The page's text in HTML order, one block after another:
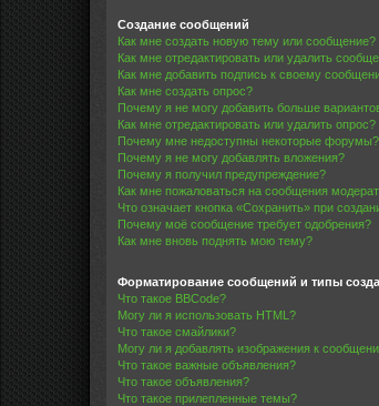
Создание сообщений
Как мне создать новую тему или сообщение?
Как мне отредактировать или удалить
Как мне добавить подпись к своему
Как мне создать опрос?
Почему я не могу добавить больше
Как мне отредактировать или удалить опрос?
Почему мне недоступны некоторые форумы?
Почему я не могу добавлять вложения?
Почему я получил предупреждение?
Как мне пожаловаться на сообщения
Что означает кнопка «Сохранить» при
Почему моё сообщение требует одобрения?
Как мне вновь поднять мою тему?
Форматирование сообщений и типы
Что такое BBCode?
Могу ли я использовать HTML?
Что такое смайлики?
Могу ли я добавлять изображения к
Что такое важные объявления?
Что такое объявления?
Что такое прилепленные темы?